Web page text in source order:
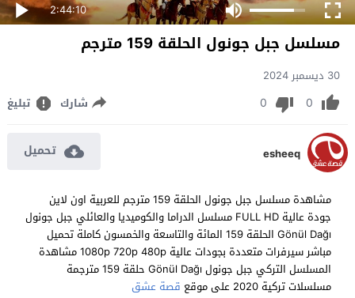
2:44:10
مسلسل جبل جونول الحلقة 159 مترجم
30 ديسمبر 2024
0
0 شارك تبليغ
esheeq تحميل
مشاهدة مسلسل جبل جونول الحلقة 159 مترجم للعربية اون لاين
جودة عالية FULL HD مسلسل الدراما والكوميديا والعائلي جبل جونول
Gönül Dağı الحلقة 159 المائة والتاسعة والخمسون كاملة تحميل
مباشر سيرفرات متعددة بجودات عالية 1080p 720p 480p مشاهدة
المسلسل التركي جبل جونول Gönül Dağı حلقة 159 مترجمة
مسلسلات تركية 2020 على موقع
قصة عشق